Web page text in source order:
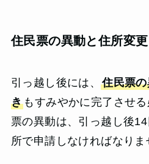
住民票の異動と住所変更
引っ越し後には、住民票
き もすみやかに完了させ
票の異動は、引っ越し後
所で申請しなければなりま